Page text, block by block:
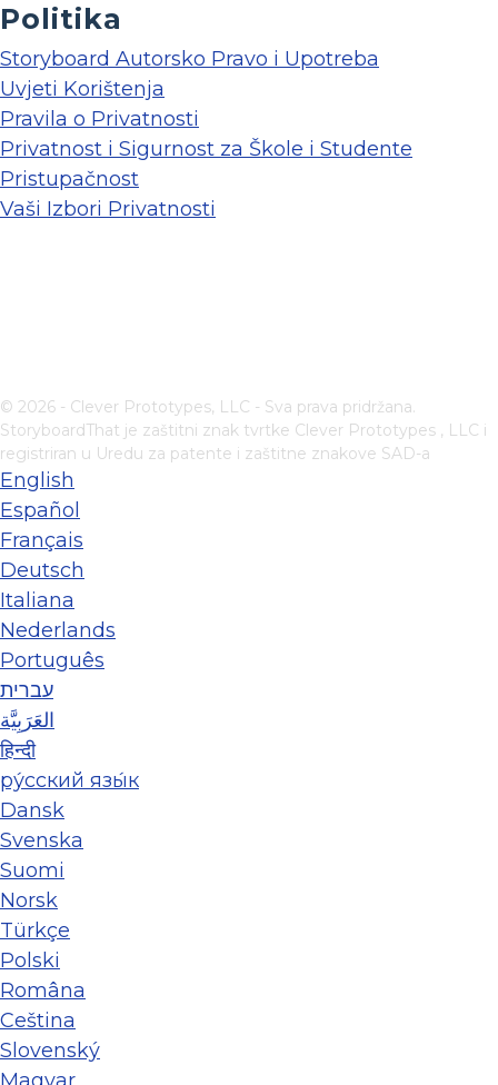
Politika
Storyboard Autorsko Pravo i Upotreba
Uvjeti Korištenja
Pravila o Privatnosti
Privatnost i Sigurnost za Škole i Studente
Pristupačnost
Vaši Izbori Privatnosti
© 2026 - Clever Prototypes, LLC - Sva prava pridržana.
StoryboardThat je zaštitni znak tvrtke Clever Prototypes , LLC i
registriran u Uredu za patente i zaštitne znakove SAD-a
English
Español
Français
Deutsch
Italiana
Nederlands
Português
עברית
العَرَبِيَّة
हिन्दी
ру́сский язы́к
Dansk
Svenska
Suomi
Norsk
Türkçe
Polski
Româna
Ceština
Slovenský